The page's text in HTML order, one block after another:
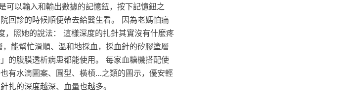
可以輸入和輸出數據的記憶鈕，按下記憶鈕之
回診的時候順便帶去給醫生看。 因為老媽怕痛
照她的說法： 這樣深度的扎針其實沒有什麼疼
能幫忙滑順、溫和地採血，採血針的矽膠塗層
的腹膜透析病患都能使用。 每家血糖機搭配使
有水滴圖案、圓型、橫槓…之類的圖示，優安輕
扎的深度越深、血量也越多。